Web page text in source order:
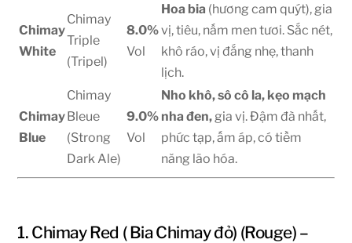
Chimay
White
Chimay
Triple
(Tripel)
8.0%
Vol
Hoa bia (hương cam quýt), gia
vị, tiêu, nấm men tươi. Sắc nét,
khô ráo, vị đắng nhẹ, thanh
lịch.
Chimay
Blue
Chimay
Bleue
(Strong
Dark Ale)
9.0%
Vol
Nho khô, sô cô la, kẹo mạch
nha đen, gia vị. Đậm đà nhất,
phức tạp, ấm áp, có tiềm
năng lão hóa.
1. Chimay Red ( Bia Chimay đỏ) (Rouge) –